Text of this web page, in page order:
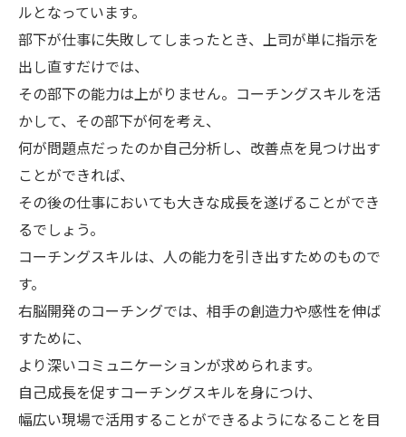
ルとなっています。
部下が仕事に失敗してしまったとき、上司が単に指示を
出し直すだけでは、
その部下の能力は上がりません。コーチングスキルを活
かして、その部下が何を考え、
何が問題点だったのか自己分析し、改善点を見つけ出す
ことができれば、
その後の仕事においても大きな成長を遂げることができ
るでしょう。
コーチングスキルは、人の能力を引き出すためのもので
す。
右脳開発のコーチングでは、相手の創造力や感性を伸ば
すために、
より深いコミュニケーションが求められます。
自己成長を促すコーチングスキルを身につけ、
幅広い現場で活用することができるようになることを目